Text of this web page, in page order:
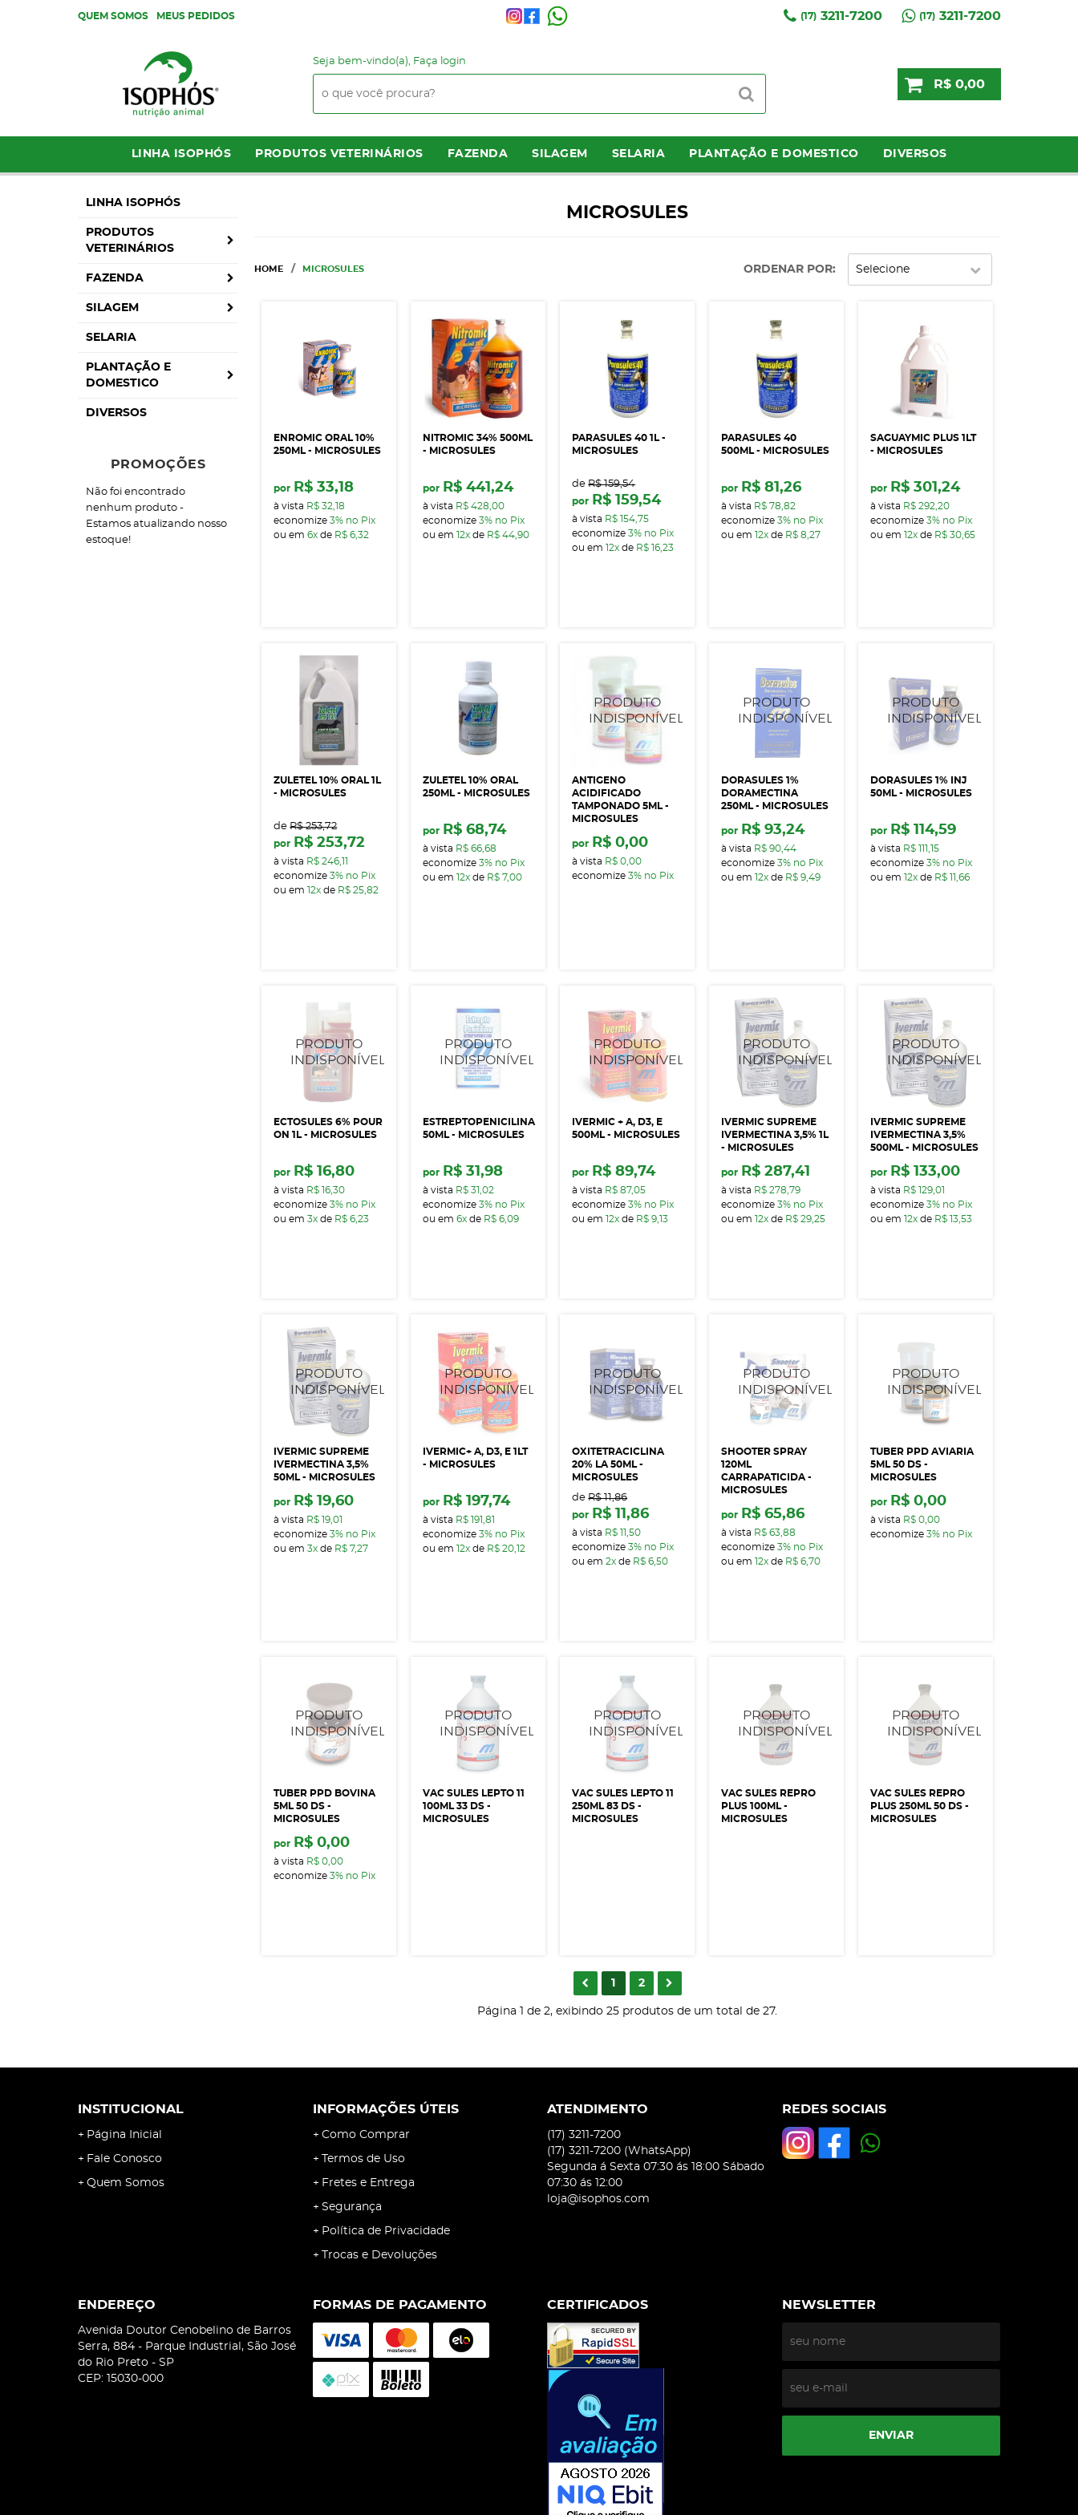
QUEM SOMOS MEUS PEDIDOS (17)3211-7200 (17)3211-7200
Seja bem-vindo(a), Faça login
R$ 0,00
LINHA ISOPHÓS PRODUTOS VETERINÁRIOS FAZENDA SILAGEM SELARIA PLANTAÇÃO E DOMESTICO DIVERSOS
LINHA ISOPHÓS
PRODUTOS
VETERINÁRIOS
FAZENDA
SILAGEM
SELARIA
PLANTAÇÃO E
DOMESTICO
DIVERSOS
PROMOÇÕES
Não foi encontrado
nenhum produto -
Estamos atualizando nosso
estoque!
MICROSULES
HOME MICROSULES ORDENAR POR Selecione
ENROMIC ORAL 10%
250ML - MICROSULES
por R$ 33,18
à vista R$ 32,18
economize3% no Pix
ou em6x de R$ 6,32
NITROMIC 34% 500ML
- MICROSULES
por R$ 441,24
à vista R$ 428,00
economize3% no Pix
ou em
12x de R$ 44,90
PARASULES 40 1L -
MICROSULES
de R$ 159,54
por R$ 159,54
à vista R$ 154,75
economize3% no Pix
ou em
12x de R$ 16,23
PARASULES 40
500ML - MICROSULES
por R$ 81,26
à vista R$ 78,82
economize3% no Pix
ou em
12x de R$ 8,27
SAGUAYMIC PLUS 1LT
- MICROSULES
por R$ 301,24
à vista R$ 292,20
economize3% no Pix
ou em
12x de R$ 30,65
ZULETEL 10% ORAL 1L
- MICROSULES
de R$ 253,72
por R$ 253,72
à vista R$ 246,11
economize3% no Pix
ou em12x de R$ 25,82
ZULETEL 10% ORAL
250ML - MICROSULES
por R$ 68,74
à vista R$ 66,68
economize3% no Pix
ou em12x de R$ 7,00
ANTIGENO
ACIDIFICADO
TAMPONADO 5ML -
MICROSULES
por R$ 0,00
à vista R$ 0,00
economize3% no Pix
DORASULES 1%
DORAMECTINA
250ML - MICROSULES
por R$ 93,24
à vista R$ 90,44
economize3% no Pix
ou em12x de R$ 9,49
DORASULES 1% INJ
50ML - MICROSULES
por R$ 114,59
à vista R$ 111,15
economize3% no Pix
ou em12x de R$ 11,66
ECTOSULES 6% POUR
ON 1L - MICROSULES
por R$ 16,80
à vista R$ 16,30
economize3% no Pix
ou em3x de R$ 6,23
ESTREPTOPENICILINA
50ML - MICROSULES
por R$ 31,98
à vista R$ 31,02
economize3% no Pix
ou em6x de R$ 6,09
IVERMIC + A, D3, E
500ML - MICROSULES
por R$ 89,74
à vista R$ 87,05
economize3% no Pix
ou em12x de R$ 9,13
IVERMIC SUPREME
IVERMECTINA 3,5% 1L
- MICROSULES
por R$ 287,41
à vista R$ 278,79
economize3% no Pix
ou em12x de R$ 29,25
IVERMIC SUPREME
IVERMECTINA 3,5%
500ML - MICROSULES
por R$ 133,00
à vista R$ 129,01
economize3% no Pix
ou em12x de R$ 13,53
IVERMIC SUPREME
IVERMECTINA 3,5%
50ML - MICROSULES
por R$ 19,60
à vista R$ 19,01
economize3% no Pix
ou em3x de R$ 7,27
IVERMIC+ A, D3, E 1LT
- MICROSULES
por R$ 197,74
à vista R$ 191,81
economize3% no Pix
ou em12x de R$ 20,12
OXITETRACICLINA
20% LA 50ML -
MICROSULES
de R$ 11,86
por R$ 11,86
à vista R$ 11,50
economize3% no Pix
ou em2x de R$ 6,50
SHOOTER SPRAY
120ML
CARRAPATICIDA -
MICROSULES
por R$ 65,86
à vista R$ 63,88
economize3% no Pix
ou em12x de R$ 6,70
TUBER PPD AVIARIA
5ML 50 DS -
MICROSULES
por R$ 0,00
à vista R$ 0,00
economize3% no Pix
TUBER PPD BOVINA
5ML 50 DS -
MICROSULES
por R$ 0,00
à vista R$ 0,00
economize3% no Pix
VAC SULES LEPTO 11
100ML 33 DS -
MICROSULES
VAC SULES LEPTO 11
250ML 83 DS -
MICROSULES
VAC SULES REPRO
PLUS 100ML -
MICROSULES
VAC SULES REPRO
PLUS 250ML 50 DS -
MICROSULES
1 2
Página 1 de 2, exibindo 25 produtos de um total de 27.
INSTITUCIONAL
Página Inicial
Fale Conosco
Quem Somos
INFORMAÇÕES ÚTEIS
Como Comprar
Termos de Uso
Fretes e Entrega
Segurança
Política de Privacidade
Trocas e Devoluções
ATENDIMENTO
(17) 3211-7200
(17) 3211-7200 (WhatsApp)
Segunda á Sexta 07:30 ás 18:00 Sábado
07:30 ás 12:00
loja@isophos.com
REDES SOCIAIS
ENDEREÇO
Avenida Doutor Cenobelino de Barros
Serra, 884 - Parque Industrial, São José
do Rio Preto - SP
CEP: 15030-000
FORMAS DE PAGAMENTO CERTIFICADOS NEWSLETTER
ENVIAR